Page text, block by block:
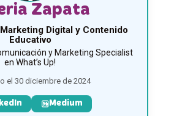
Zapata
Digital y Contenido
Educativo
y Marketing Specialist
en What’s Up!
el 30 diciembre de 2024
Medium